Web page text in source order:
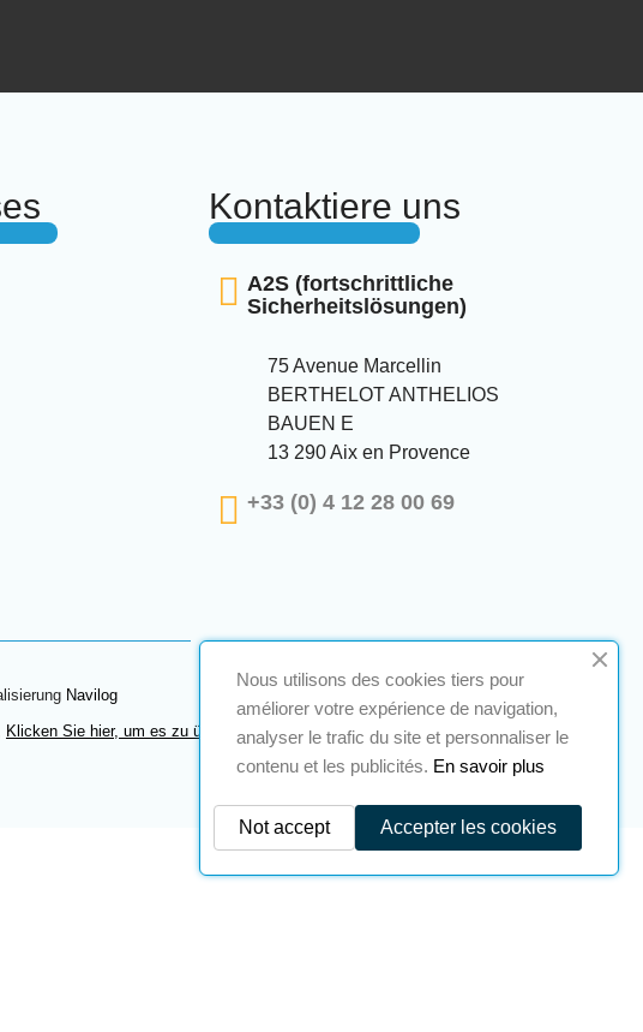
Kontaktiere uns
A2S (fortschrittliche
Sicherheitslösungen)
75 Avenue Marcellin
BERTHELOT ANTHELIOS
BAUEN E
13 290 Aix en Provence
+33 (0) 4 12 28 00 69
Navilog
Klicken Sie hier, um es zu überprüfen.
Nous utilisons des cookies tiers pour
améliorer votre expérience de navigation,
analyser le trafic du site et personnaliser le
contenu et les publicités. En savoir plus
Accepter les cookies
Not accept